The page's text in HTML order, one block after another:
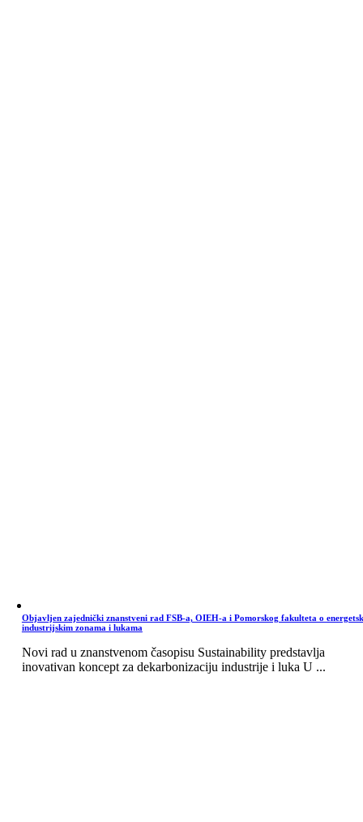
Objavljen zajednički znanstveni rad FSB-a, OIEH-a i Pomorskog fakulteta o
industrijskim zonama i lukama
Novi rad u znanstvenom časopisu Sustainability predstavlja
inovativan koncept za dekarbonizaciju industrije i luka U ...